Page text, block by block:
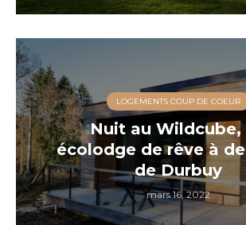
LOGEMENTS COUP DE COEUR
Nuit au Wildcube,
écolodge de rêve à
de Durbuy
mars 16, 2022